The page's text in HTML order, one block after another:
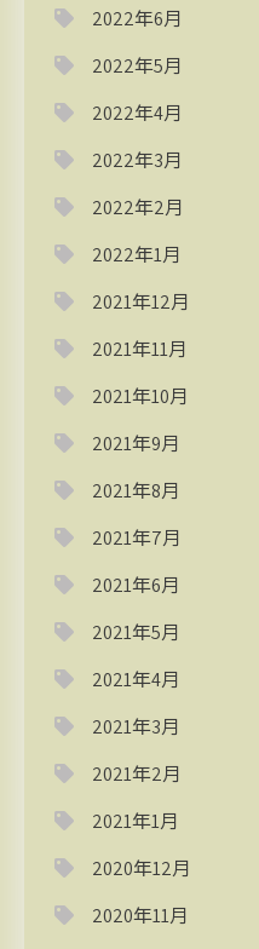
2022年6月
2022年5月
2022年4月
2022年3月
2022年2月
2022年1月
2021年12月
2021年11月
2021年10月
2021年9月
2021年8月
2021年7月
2021年6月
2021年5月
2021年4月
2021年3月
2021年2月
2021年1月
2020年12月
2020年11月